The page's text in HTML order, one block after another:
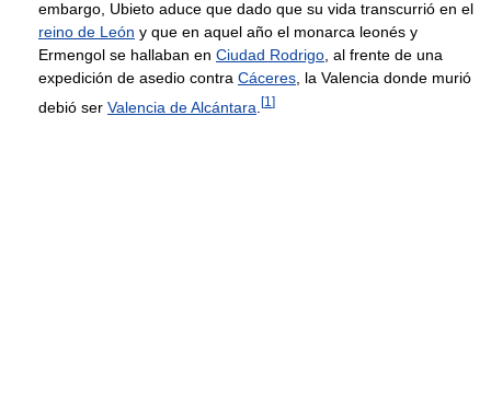
embargo, Ubieto aduce que dado que su vida transcurrió en el
reino de León y que en aquel año el monarca leonés y
Ermengol se hallaban en Ciudad Rodrigo , al frente de una
expedición de asedio contra Cáceres , la Valencia donde murió
debió ser Valencia de Alcántara [1 ]